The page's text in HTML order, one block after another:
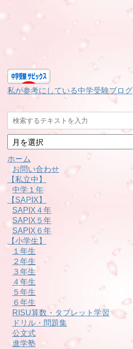
私が参考にしている中学受験ブログ
月
別
ホーム
お問い合わせ
【私立中】
中学１年
【SAPIX】
SAPIX４年
SAPIX５年
SAPIX６年
【小学生】
１年生
２年生
３年生
４年生
５年生
６年生
RISU算数・タブレット学習
ドリル・問題集
公文式
進学塾